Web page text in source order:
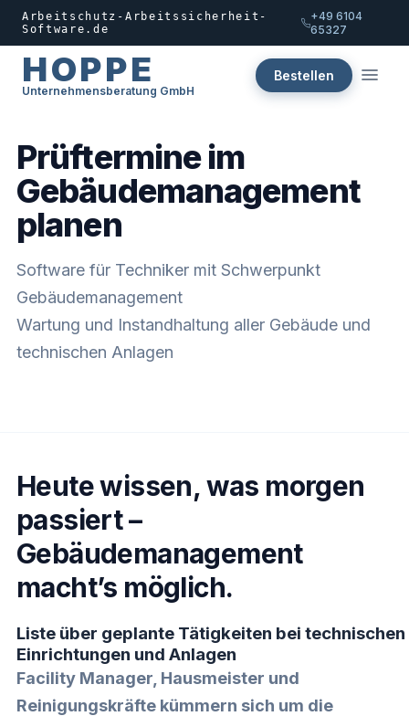
Arbeitschutz-Arbeitssicherheit-
Software.de
+49 6104
65327
HOPPE
Unternehmensberatung GmbH
Bestellen
Prüftermine im
Gebäudemanagement
planen
Software für Techniker mit Schwerpunkt
Gebäudemanagement
Wartung und Instandhaltung aller Gebäude und
technischen Anlagen
Heute wissen, was morgen
passiert –
Gebäudemanagement
macht’s möglich.
Liste über geplante Tätigkeiten bei technischen
Einrichtungen und Anlagen
Facility Manager, Hausmeister und
Reinigungskräfte kümmern sich um die